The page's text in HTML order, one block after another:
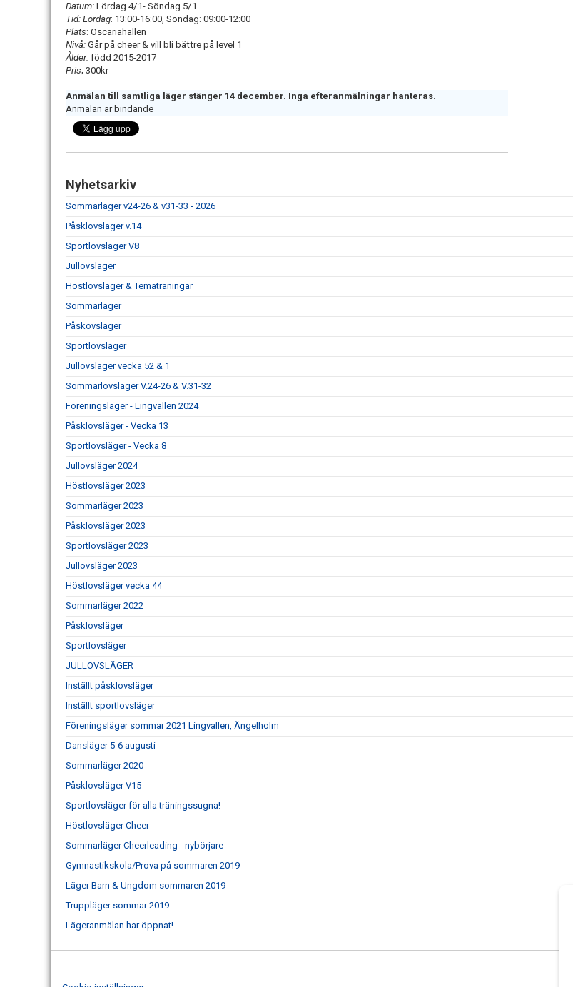
Datum: Lördag 4/1- Söndag 5/1
Tid: Lördag: 13:00-16:00, Söndag: 09:00-12:00
Plats: Oscariahallen
Nivå: Går på cheer & vill bli bättre på level 1
Ålder: född 2015-2017
Pris; 300kr
Anmälan till samtliga läger stänger 14 december. Inga efteranmälningar hanteras.
Anmälan är bindande
Nyhetsarkiv
Sommarläger v24-26 & v31-33 - 2026
Påsklovsläger v.14
Sportlovsläger V8
Jullovsläger
Höstlovsläger & Tematräningar
Sommarläger
Påskovsläger
Sportlovsläger
Jullovsläger vecka 52 & 1
Sommarlovsläger V.24-26 & V.31-32
Föreningsläger - Lingvallen 2024
Påsklovsläger - Vecka 13
Sportlovsläger - Vecka 8
Jullovsläger 2024
Höstlovsläger 2023
Sommarläger 2023
Påsklovsläger 2023
Sportlovsläger 2023
Jullovsläger 2023
Höstlovsläger vecka 44
Sommarläger 2022
Påsklovsläger
Sportlovsläger
JULLOVSLÄGER
Inställt påsklovsläger
Inställt sportlovsläger
Föreningsläger sommar 2021 Lingvallen, Ängelholm
Dansläger 5-6 augusti
Sommarläger 2020
Påsklovsläger V15
Sportlovsläger för alla träningssugna!
Höstlovsläger Cheer
Sommarläger Cheerleading - nybörjare
Gymnastikskola/Prova på sommaren 2019
Läger Barn & Ungdom sommaren 2019
Truppläger sommar 2019
Lägeranmälan har öppnat!